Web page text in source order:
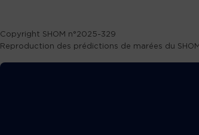
Copyright SHOM n°2025-329
Reproduction des prédictions de marées du